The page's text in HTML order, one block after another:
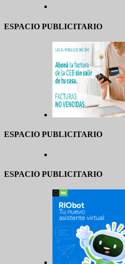
ESPACIO PUBLICITARIO
ESPACIO PUBLICITARIO
ESPACIO PUBLICITARIO